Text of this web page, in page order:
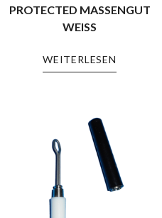
PROTECTED MASSENGUT
WEISS
WEITERLESEN